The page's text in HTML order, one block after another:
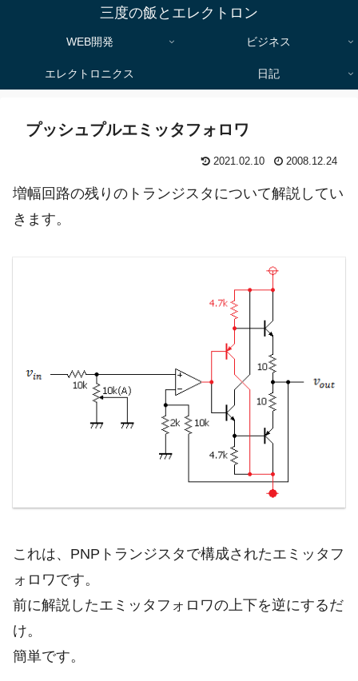
三度の飯とエレクトロン
WEB開発 ビジネス
エレクトロニクス 日記
プッシュプルエミッタフォロワ
2021.02.10 2008.12.24
増幅回路の残りのトランジスタについて解説してい
きます。
これは、PNPトランジスタで構成されたエミッタフ
ォロワです。
前に解説したエミッタフォロワの上下を逆にするだ
け。
簡単です。